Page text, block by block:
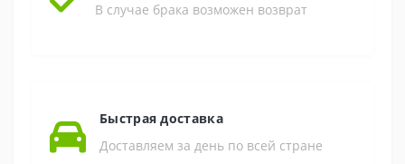
В случае брака возможен возврат
Быстрая доставка
Доставляем за день по всей стране